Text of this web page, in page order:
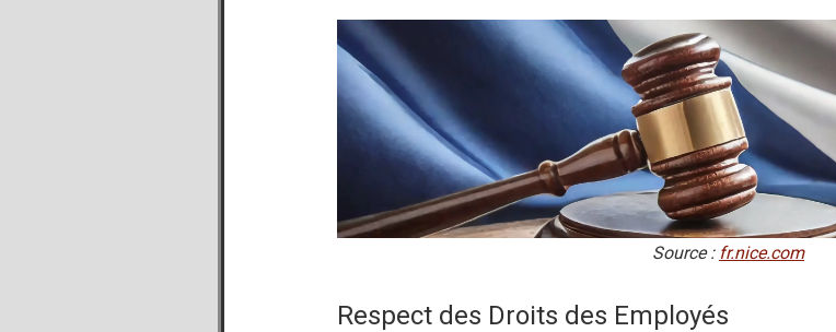
Source : fr.nice.com
Respect des Droits des Employés